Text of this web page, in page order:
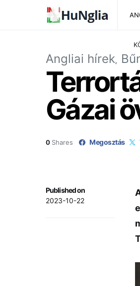
Angliai hírek
Gázai
0 Shares Megosztás
Published on
2023-10-22